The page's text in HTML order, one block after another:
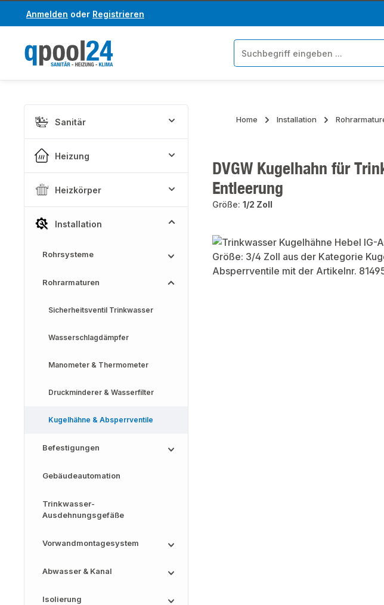
Hauptinhalt springen
Zur Suche springen
Anmelden oder Registrieren
Sanitär
Heizung
Heizkörper
Installation
Rohrsysteme
Rohrarmaturen
Sicherheitsventil Trinkwasser
Wasserschlagdämpfer
Manometer & Thermometer
Druckminderer & Wasserfilter
Kugelhähne & Absperrventile
Befestigungen
Gebäudeautomation
Trinkwasser-
Ausdehnungsgefäße
Vorwandmontagesystem
Abwasser & Kanal
Isolierung
Home Installation
DVGW Kugelhahn für
Entleerung
Größe: 1/2 Zoll
Bildergalerie überspringen